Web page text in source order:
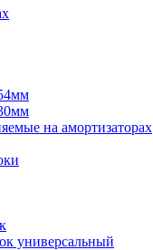
на амортизаторах
универсальный